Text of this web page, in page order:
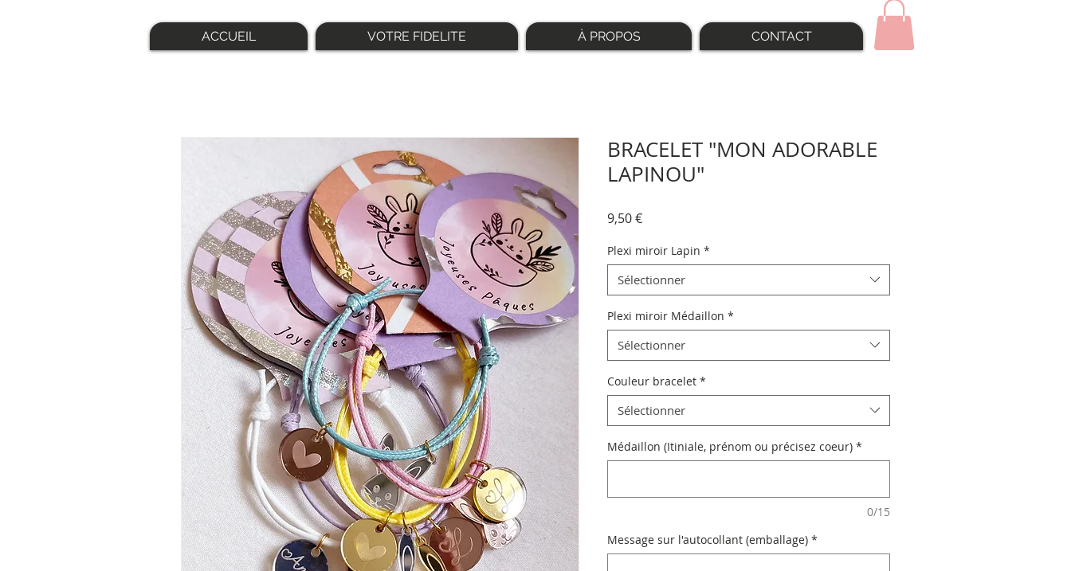
ACCUEIL VOTRE FIDELITE À PROPOS CONTACT
BRACELET "MON ADORABLE
LAPINOU"
9,50 €Prix
Plexi miroir Lapin *
Sélectionner
Plexi miroir Médaillon *
Sélectionner
Couleur bracelet *
Sélectionner
Médaillon (Itiniale, prénom ou précisez coeur) *
0/15
Message sur l'autocollant (emballage) *